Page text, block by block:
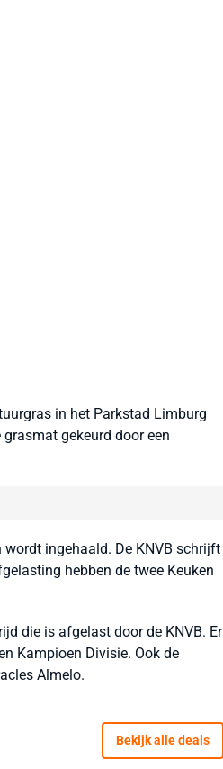
in het Parkstad Limburg
gekeurd door een
ingehaald. De KNVB schrijft
hebben de twee Keuken
die is afgelast door de KNVB. Er
Kampioen Divisie. Ook de
Almelo.
Bekijk alle deals